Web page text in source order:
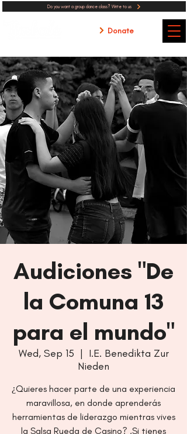
Do you want a group dance class? Write to us
Donate
Audiciones "De
la Comuna 13
para el mundo"
Wed, Sep 15
  |
I.E. Benedikta Zur
Nieden
¿Quieres hacer parte de una experiencia
maravillosa, en donde aprenderás
herramientas de liderazgo mientras vives
la Salsa Rueda de Casino? ,Si tienes